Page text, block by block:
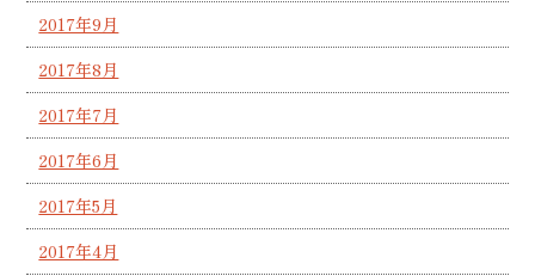
2017年9月
2017年8月
2017年7月
2017年6月
2017年5月
2017年4月